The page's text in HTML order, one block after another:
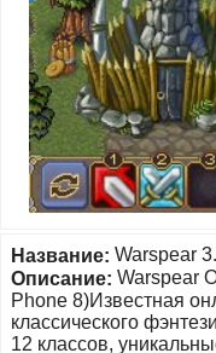
Название: Warspear
Описание: Warspear
Phone 8)Известная
классического
12 классов,